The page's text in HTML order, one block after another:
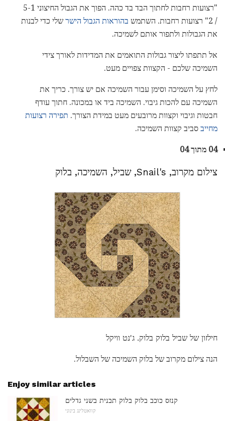
"רצועות רחבות לחתוך הבד בד כהה. הפוך את הגבול החיצוני 5-1
/ 2" רצועות רחבות. השתמש
בהוראות הגבול הישר שלי כדי לבנות
את הגבולות ולתפור אותם לשמיכה.
אל תתפתו ליצור גבולות התואמים את המדידות לאורך צידי
השמיכה שלכם - הקצוות צפויים מעט.
לחץ על השמיכה וסימן עבור השמיכה אם יש צורך. כריך את
השמיכה עם להכות גיבוי. השמיכה ביד או במכונה. חתוך עודף
חבטות וגיבוי וקצוות מרובעים מעט במידת הצורך. תפירה רצועות
מחייב סביב קצוות השמיכה.
04 מתוך 04
צילום מקרוב, Snail's, שביל, השמיכה, בלוק
חילזון של שביל בלוק בלוק. ג'נט וויקל
הנה צילום מקרוב של בלוק השמיכה של השבלול.
Enjoy similar articles
קנזס כוכב בלוק בלוק תבנית בשני גדלים
קוואטלינג בינוני